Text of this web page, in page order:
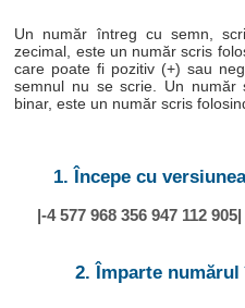
Un număr întreg cu semn,
zecimal, este un număr scris
care poate fi pozitiv (+) sau
semnul nu se scrie. Un
binar, este un număr scris
1. Începe cu
|-4 577 968 356 947 112
2. Împarte